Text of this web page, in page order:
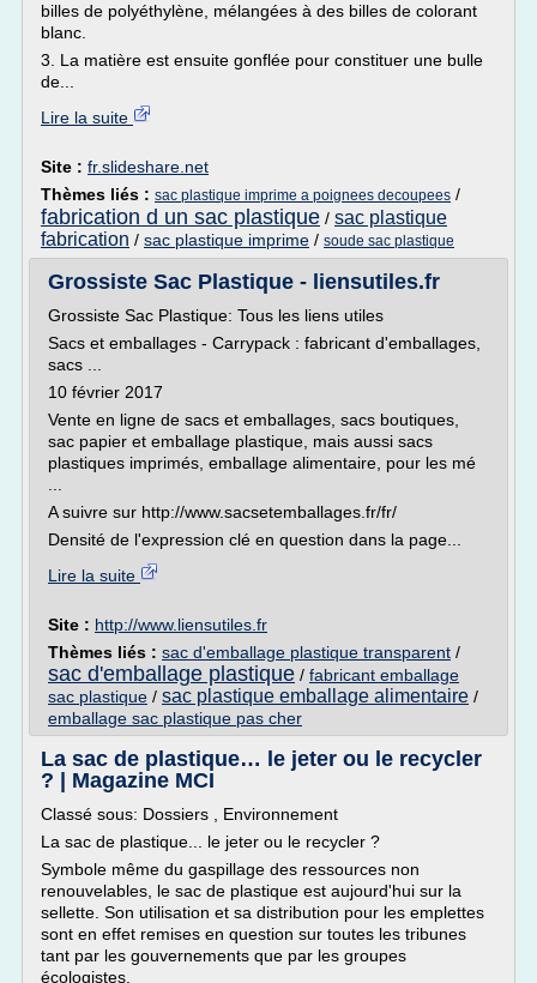
billes de polyéthylène, mélangées à des billes de colorant
blanc.
3. La matière est ensuite gonflée pour constituer une bulle
de...
Lire la suite
Site : fr.slideshare.net
Thèmes liés : sac plastique imprime a poignees decoupees /
fabrication d un sac plastique / sac plastique
fabrication / sac plastique imprime / soude sac plastique
Grossiste Sac Plastique - liensutiles.fr
Grossiste Sac Plastique: Tous les liens utiles
Sacs et emballages - Carrypack : fabricant d'emballages,
sacs ...
10 février 2017
Vente en ligne de sacs et emballages, sacs boutiques,
sac papier et emballage plastique, mais aussi sacs
plastiques imprimés, emballage alimentaire, pour les mé
A suivre sur http://www.sacsetemballages.fr/fr/
Densité de l'expression clé en question dans la page...
Lire la suite
Site : http://www.liensutiles.fr
Thèmes liés : sac d'emballage plastique transparent /
sac d'emballage plastique / fabricant emballage
sac plastique / sac plastique emballage alimentaire /
emballage sac plastique pas cher
La sac de plastique… le jeter ou le recycler
? | Magazine MCI
Classé sous: Dossiers , Environnement
La sac de plastique... le jeter ou le recycler ?
Symbole même du gaspillage des ressources non
renouvelables, le sac de plastique est aujourd'hui sur la
sellette. Son utilisation et sa distribution pour les emplettes
sont en effet remises en question sur toutes les tribunes
tant par les gouvernements que par les groupes
écologistes.